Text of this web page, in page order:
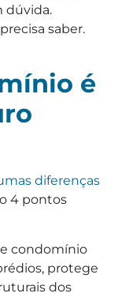
dúvida.
saber.
é
diferenças
4 pontos
condomínio
protege
dos